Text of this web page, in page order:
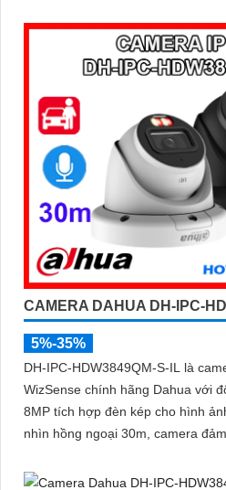
CAMERA DAHUA DH-IPC-
5%-35%
DH-IPC-HDW3849QM-S-IL là
WizSense chính hãng Dahua với
8MP tích hợp đèn kép cho hình
nhìn hồng ngoại 30m, camera
tích hợp micro ghi âm, chuẩn POE